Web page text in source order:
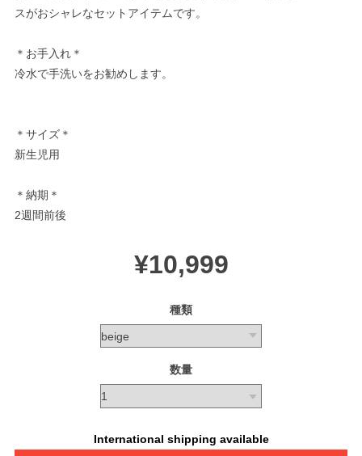
スがおシャレなセットアイテムです。
＊お手入れ＊
冷水で手洗いをお勧めします。
＊サイズ＊
新生児用
＊納期＊
2週間前後
¥10,999
種類
数量
International shipping available